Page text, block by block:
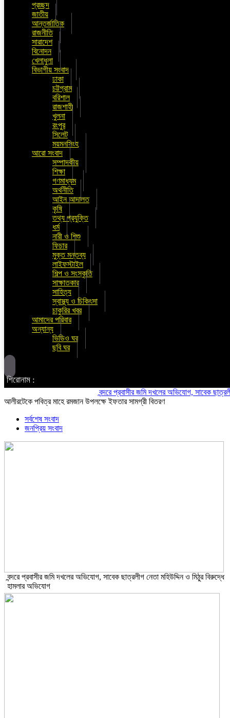
প্রচ্ছদ
জাতীয়
আন্তর্জাতিক
রাজনীতি
সারাদেশ
বিনোদন
খেলাধুলা
বিভাগীয় সংবাদ
ঢাকা
চট্টগ্রাম
বরিশাল
রাজশাহী
খুলনা
রংপুর
সিলেট
ময়মনসিংহ
আরো সংবাদ
সম্পাদকীয়
শিক্ষা
গণমাধ্যম
অর্থনীতি
আইন আদালত
কৃষি
তথ্য প্রযুক্তি
ধর্ম
নারী ও শিশু
ফিচার
মুক্ত মন্তব্য
লাইফস্টাইল
শিল্প ও সংস্কৃতি
সাক্ষাতকার
সাহিত্য
স্বাস্থ্য ও চিকিৎসা
চাকুরির খবর
আমাদের পরিবার
অন্যান্য
ভিডিও ঘর
ছবি ঘর
শিরোনাম :
বন্দরে প্রবাসীর জমি দখলের অভিযোগ, সাবেক ছাত্রলীগ
আলীরটেকে পবিত্র মাহে রমজান উপলক্ষে ইফতার সামগ্রী বিতরণ
সর্বশেষ সংবাদ
জনপ্রিয় সংবাদ
বন্দরে প্রবাসীর জমি দখলের অভিযোগ, সাবেক ছাত্রলীগ নেতা মহিউদ্দিন ও মিঠুর বিরুদ্ধে
হামলার অভিযোগ